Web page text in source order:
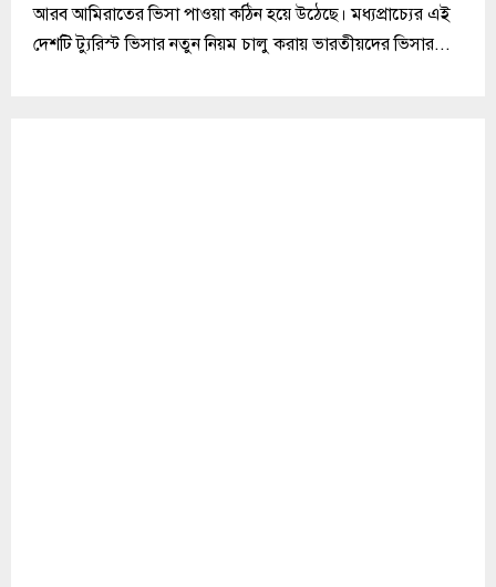
আরব আমিরাতের ভিসা পাওয়া কঠিন হয়ে উঠেছে। মধ্যপ্রাচ্যের এই
দেশটি ট্যুরিস্ট ভিসার নতুন নিয়ম চালু করায় ভারতীয়দের ভিসার...